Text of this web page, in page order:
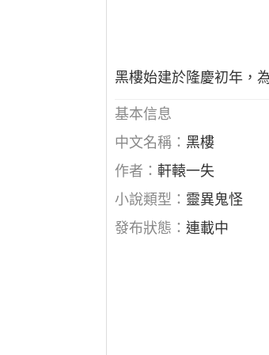
黑樓始建於隆慶初年，
基本信息
中文名稱： 黑樓
作者：軒轅一失
小說類型： 靈異鬼怪
發布狀態：連載中